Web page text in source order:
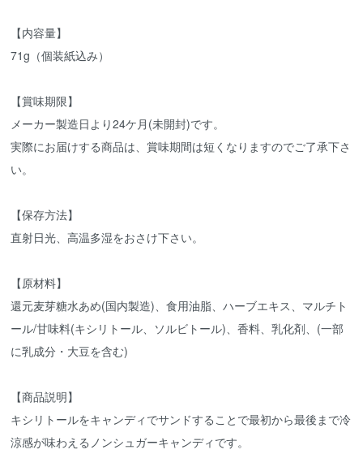
【内容量】
71g（個装紙込み）
【賞味期限】
メーカー製造日より24ケ月(未開封)です。
実際にお届けする商品は、賞味期間は短くなりますのでご了承下さ
い。
【保存方法】
直射日光、高温多湿をおさけ下さい。
【原材料】
還元麦芽糖水あめ(国内製造)、食用油脂、ハーブエキス、マルチト
ール/甘味料(キシリトール、ソルビトール)、香料、乳化剤、(一部
に乳成分・大豆を含む)
【商品説明】
キシリトールをキャンディでサンドすることで最初から最後まで冷
涼感が味わえるノンシュガーキャンディです。